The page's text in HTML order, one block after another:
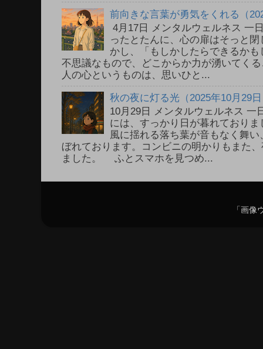
前向きな言葉が勇気をくれる（
4月17日 メンタルウェルネス
ったとたんに、心の扉はそっと
かし、「もしかしたらできるか
不思議なもので、どこからか力が湧いて
人の心というものは、思いひと...
秋の夜に灯る光（2025年10月29
10月29日 メンタルウェルネス
には、すっかり日が暮れており
風に揺れる落ち葉が音もなく舞
ぼれております。コンビニの明かりもまた
ました。 ふとスマホを見つめ...
「画